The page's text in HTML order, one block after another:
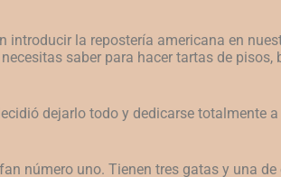
la repostería americana en
saber para hacer tartas de pisos,
dejarlo todo y dedicarse totalmente
número uno. Tienen tres gatas y una